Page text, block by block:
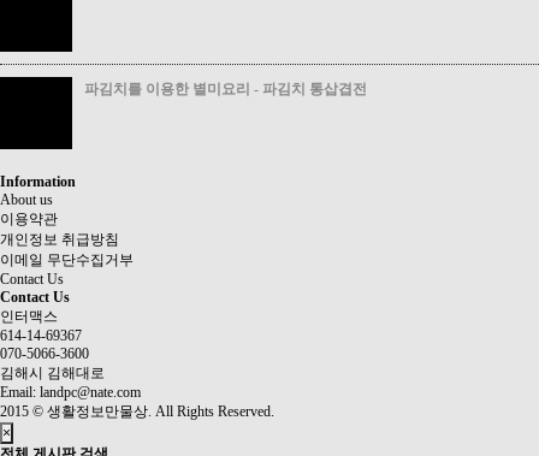
파김치를 이용한 별미요리 - 파김치 통삽겹전
Information
About us
이용약관
개인정보 취급방침
이메일 무단수집거부
Contact Us
Contact Us
인터맥스
614-14-69367
070-5066-3600
김해시 김해대로
Email: landpc@nate.com
2015 © 생활정보만물상. All Rights Reserved.
×